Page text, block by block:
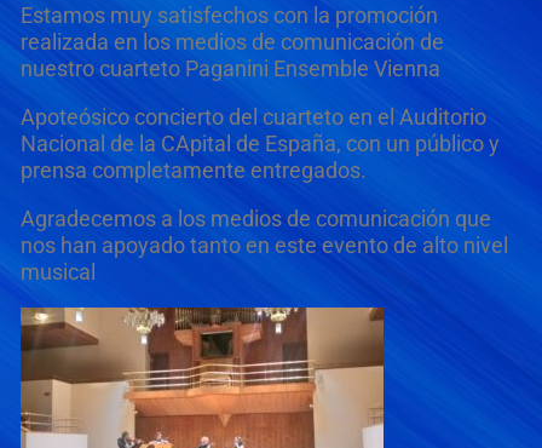
Estamos muy satisfechos con la promoción
realizada en los medios de comunicación de
nuestro cuarteto Paganini Ensemble Vienna
Apoteósico concierto del cuarteto en el Auditorio
Nacional de la CApital de España, con un público y
prensa completamente entregados.
Agradecemos a los medios de comunicación que
nos han apoyado tanto en este evento de alto nivel
musical